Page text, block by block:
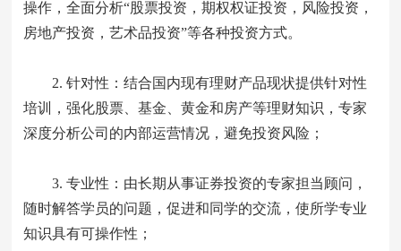
操作，全面分析“股票投资，期权权证投资，风险投资，
房地产投资，艺术品投资”等各种投资方式。
2. 针对性：结合国内现有理财产品现状提供针对性
培训，强化股票、基金、黄金和房产等理财知识，专家
深度分析公司的内部运营情况，避免投资风险；
3. 专业性：由长期从事证券投资的专家担当顾问，
随时解答学员的问题，促进和同学的交流，使所学专业
知识具有可操作性；